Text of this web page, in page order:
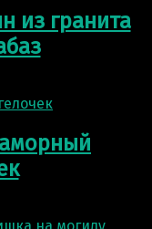
из гранита